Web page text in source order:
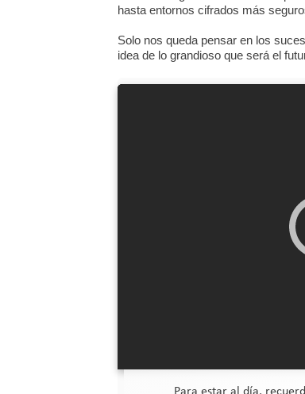
hasta entornos cifrados más
Solo nos queda pensar en los
idea de lo grandioso que será el